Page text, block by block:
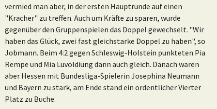
vermied man aber, in der ersten Hauptrunde auf einen
"Kracher" zu treffen. Auch um Kräfte zu sparen, wurde
gegenüber den Gruppenspielen das Doppel gewechselt. "Wir
haben das Glück, zwei fast gleichstarke Doppel zu haben", so
Jobmann. Beim 4:2 gegen Schleswig-Holstein punkteten Pia
Rempe und Mia Lüvoldiung dann auch gleich. Danach waren
aber Hessen mit Bundesliga-Spielerin Josephina Neumann
und Bayern zu stark, am Ende stand ein ordentlicher Vierter
Platz zu Buche.